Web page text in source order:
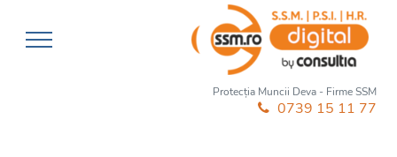
Protecția Muncii Deva - Firme SSM
0739 15 11 77